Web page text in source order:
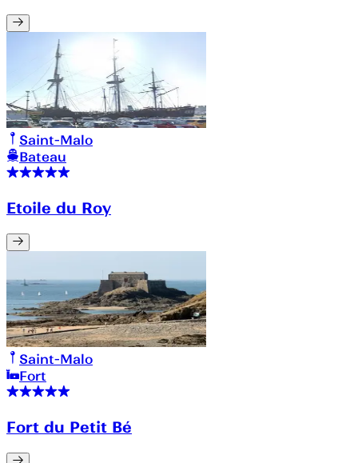
Saint-Malo
Bateau
Etoile du Roy
Saint-Malo
Fort
Fort du Petit Bé